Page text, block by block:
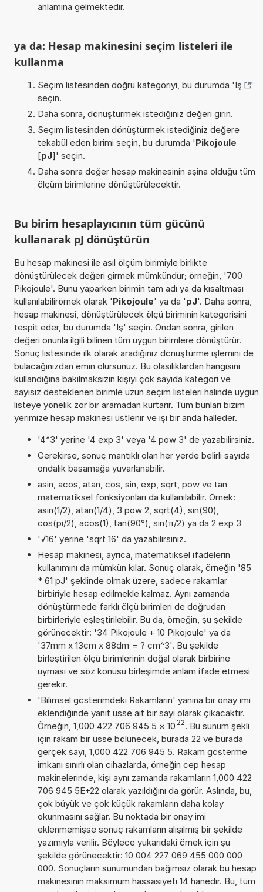
anlamına gelmektedir.
ya da: Hesap makinesini seçim listeleri ile
kullanma
Seçim listesinden doğru kategoriyi, bu durumda 'İş
'
seçin.
Daha sonra, dönüştürmek istediğiniz değeri girin.
Seçim listesinden dönüştürmek istediğiniz değere
tekabül eden birimi seçin, bu durumda 'Pikojoule
[pJ]' seçin.
Daha sonra değer hesap makinesinin aşina olduğu tüm
ölçüm birimlerine dönüştürülecektir.
Bu birim hesaplayıcının tüm gücünü
kullanarak pJ dönüştürün
Bu hesap makinesi ile asıl ölçüm birimiyle birlikte
dönüştürülecek değeri girmek mümkündür; örneğin, '700
Pikojoule'. Bunu yaparken birimin tam adı ya da kısaltması
kullanılabilirörnek olarak 'Pikojoule' ya da 'pJ'. Daha sonra,
hesap makinesi, dönüştürülecek ölçü biriminin kategorisini
tespit eder, bu durumda 'İş' seçin. Ondan sonra, girilen
değeri onunla ilgili bilinen tüm uygun birimlere dönüştürür.
Sonuç listesinde ilk olarak aradığınız dönüştürme işlemini de
bulacağınızdan emin olursunuz. Bu olasılıklardan hangisini
kullandığına bakılmaksızın kişiyi çok sayıda kategori ve
sayısız desteklenen birimle uzun seçim listeleri halinde uygun
listeye yönelik zor bir aramadan kurtarır. Tüm bunları bizim
yerimize hesap makinesi üstlenir ve işi bir anda halleder.
'4^3' yerine '4 exp 3' veya '4 pow 3' de yazabilirsiniz.
Gerekirse, sonuç mantıklı olan her yerde belirli sayıda
ondalık basamağa yuvarlanabilir.
asin, acos, atan, cos, sin, exp, sqrt, pow ve tan
matematiksel fonksiyonları da kullanılabilir. Örnek:
asin(1/2), atan(1/4), 3 pow 2, sqrt(4), sin(90),
cos(pi/2), acos(1), tan(90°), sin(π/2) ya da 2 exp 3
'√16' yerine 'sqrt 16' da yazabilirsiniz.
Hesap makinesi, ayrıca, matematiksel ifadelerin
kullanımını da mümkün kılar. Sonuç olarak, örneğin '85
* 61 pJ' şeklinde olmak üzere, sadece rakamlar
birbiriyle hesap edilmekle kalmaz. Aynı zamanda
dönüştürmede farklı ölçü birimleri de doğrudan
birbirleriyle eşleştirilebilir. Bu da, örneğin, şu şekilde
görünecektir: '34 Pikojoule + 10 Pikojoule' ya da
'37mm x 13cm x 88dm = ? cm^3'. Bu şekilde
birleştirilen ölçü birimlerinin doğal olarak birbirine
uyması ve söz konusu birleşimde anlam ifade etmesi
gerekir.
'Bilimsel gösterimdeki Rakamların' yanına bir onay imi
eklendiğinde yanıt üsse ait bir sayı olarak çıkacaktır.
Örneğin, 1,000 422 706 945 5 × 10 22. Bu sunum şekli
için rakam bir üsse bölünecek, burada 22 ve burada
gerçek sayı, 1,000 422 706 945 5. Rakam gösterme
imkanı sınırlı olan cihazlarda, örneğin cep hesap
makinelerinde, kişi aynı zamanda rakamların 1,000 422
706 945 5E+22 olarak yazıldığını da görür. Aslında, bu,
çok büyük ve çok küçük rakamların daha kolay
okunmasını sağlar. Bu noktada bir onay imi
eklenmemişse sonuç rakamların alışılmış bir şekilde
yazımıyla verilir. Böylece yukarıdaki örnek için şu
şekilde görünecektir: 10 004 227 069 455 000 000
000. Sonuçların sunumundan bağımsız olarak bu hesap
makinesinin maksimum hassasiyeti 14 hanedir. Bu, tüm